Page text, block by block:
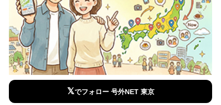
𝕏でフォロー 号外NET 東京